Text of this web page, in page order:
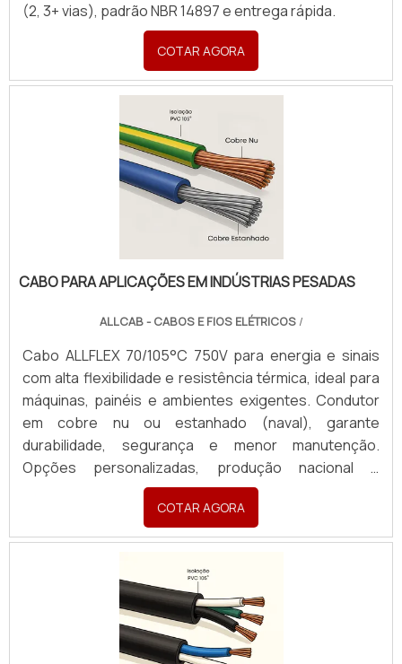
(2, 3+ vias), padrão NBR 14897 e entrega rápida.
COTAR AGORA
CABO PARA APLICAÇÕES EM INDÚSTRIAS PESADAS
ALLCAB - CABOS E FIOS ELÉTRICOS/
Cabo ALLFLEX 70/105°C 750V para energia e sinais
com alta flexibilidade e resistência térmica, ideal para
máquinas, painéis e ambientes exigentes. Condutor
em cobre nu ou estanhado (naval), garante
durabilidade, segurança e menor manutenção.
Opções personalizadas, produção nacional e
assistência técnica especializada para sua indústria.
COTAR AGORA